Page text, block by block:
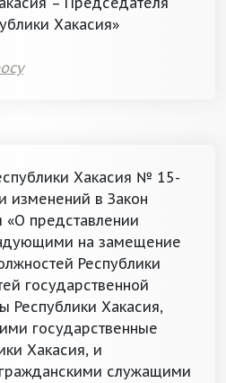
Хакасия»
Хакасия № 15-
изменений в Закон
«О представлении
на замещение
Республики
государственной
Республики Хакасия,
государственные
Хакасия, и
служащими